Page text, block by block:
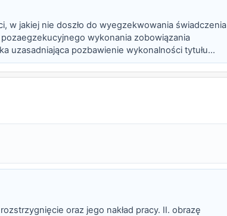
w jakiej nie doszło do wyegzekwowania świadczenia
pozaegzekucyjnego wykonania zobowiązania
uzasadniająca pozbawienie wykonalności tytułu
pozbawienia tytułu wyko...
oraz jego nakład pracy. II. obrazę